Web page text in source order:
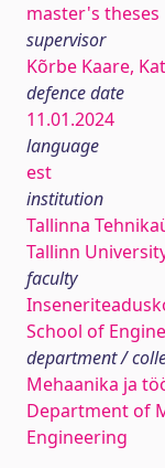
master's theses
supervisor
Kõrbe Kaare,
defence date
11.01.2024
language
est
institution
Tallinna
Tallinn
faculty
School of
department /
Mehaanika ja
Department of
Engineering